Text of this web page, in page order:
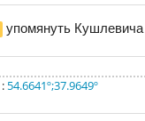
упомянуть Кушлевича
: 54.6641º;37.9649º